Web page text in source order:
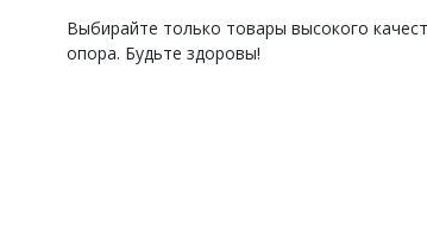
Выбирайте только товары высокого
опора. Будьте здоровы!